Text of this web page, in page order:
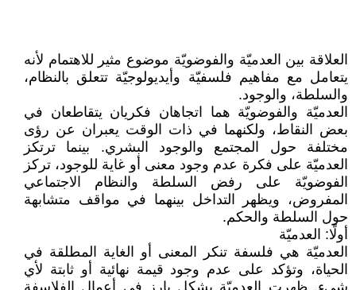
العلاقة بين العدميّة والفوضويّة موضوع مثير للاهتمام لأنه
يتعامل مع مفاهيم فلسفيّة وأيديولوجيّة تتعلق بالنظام،
والسلطة، والوجود.
العدميّة والفوضويّة هما اتجاهان فكريان يتقاطعان في
بعض النقاط، ولكنهما في ذات الوقت يعبران عن رؤى
مختلفة حول المجتمع والوجود البشري. بينما ترتكز
العدميّة على فكرة عدم وجود معنى أو غاية للوجود، تركز
الفوضويّة على رفض السلطة والنظام الاجتماعي
المفروض، ويظهر التداخل بينهما في مواقف متشابهة
حول السلطة والحكم.
أولًا: العدميّة
العدميّة هي فلسفة تنكر المعنى أو الغاية المطلقة في
الحياة، وتؤكد على عدم وجود قيمة نهائية أو ثابتة لأي